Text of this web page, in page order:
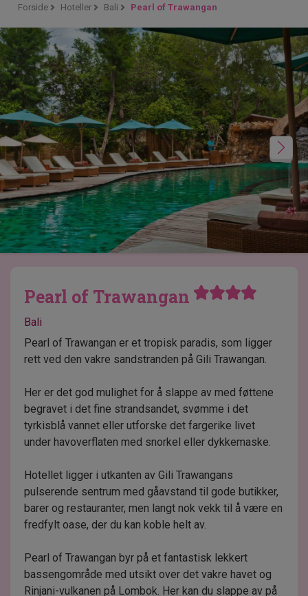
Forside Hoteller Bali Pearl of Trawangan
Pearl of Trawangan
Bali
Pearl of Trawangan er et tropisk paradis, som ligger
rett ved den vakre sandstranden på Gili Trawangan.
Her er det god mulighet for å slappe av med føttene
begravet i det fine strandsandet, svømme i det
tyrkisblå vannet eller utforske det fargerike livet
under havoverflaten med snorkel eller dykkemaske.
Hotellet ligger i utkanten av Gili Trawangans
pulserende sentrum med gåavstand til gode butikker,
barer og restauranter, men langt nok vekk til å være en
fredfylt oase, der du kan koble helt av.
Pearl of Trawangan byr på et fantastisk lekkert
bassengområde med utsikt over det vakre havet og
Rinjani-vulkanen på Lombok. Her kan du slappe av på